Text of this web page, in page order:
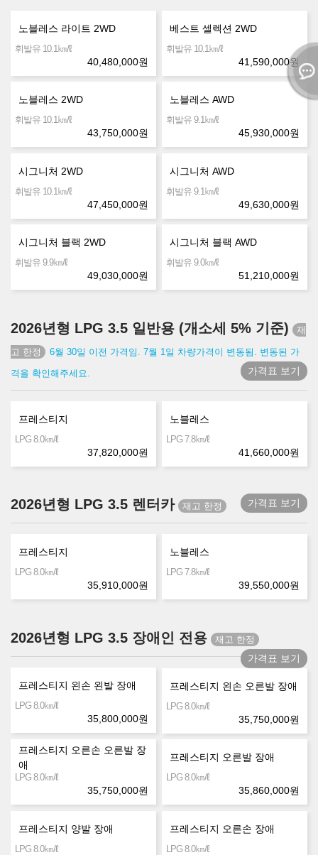
노블레스 라이트 2WD
휘발유 10.1㎞/ℓ
40,480,000원
베스트 셀렉션 2WD
휘발유 10.1㎞/ℓ
41,590,000원
노블레스 2WD
휘발유 10.1㎞/ℓ
43,750,000원
노블레스 AWD
휘발유 9.1㎞/ℓ
45,930,000원
시그니처 2WD
휘발유 10.1 ㎞/ℓ
47,450,000원
시그니처 AWD
휘발유 9.1 ㎞/ℓ
49,630,000원
시그니처 블랙 2WD
휘발유 9.9㎞/ℓ
49,030,000원
시그니처 블랙 AWD
휘발유 9.0㎞/ℓ
51,210,000원
2026년형 LPG 3.5 일반용 (개소세 5% 기준)
6월 30일 이전 가격임. 7월 1일 차량가격이 변동됨. 변동된 가
격을 확인해주세요.
가격표 보기
프레스티지
LPG 8.0㎞/ℓ
37,820,000원
노블레스
LPG 7.8㎞/ℓ
41,660,000원
2026년형 LPG 3.5 렌터카 가격표 보기
프레스티지
LPG 8.0㎞/ℓ
35,910,000원
노블레스
LPG 7.8㎞/ℓ
39,550,000원
2026년형 LPG 3.5 장애인 전용
가격표 보기
프레스티지 왼손 왼발 장애
LPG 8.0㎞/ℓ
35,800,000원
프레스티지 왼손 오른발 장애
LPG 8.0㎞/ℓ
35,750,000원
프레스티지 오른손 오른발 장
애
LPG 8.0㎞/ℓ
35,750,000원
프레스티지 오른발 장애
LPG 8.0㎞/ℓ
35,860,000원
프레스티지 양발 장애
LPG 8.0㎞/ℓ
프레스티지 오른손 장애
LPG 8.0㎞/ℓ